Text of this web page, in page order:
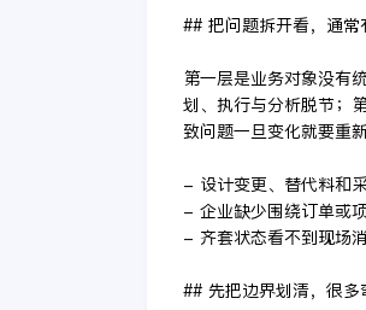
## 把问题拆开看，通常
第一层是业务对象没有
划、执行与分析脱节；
致问题一旦变化就要重
- 设计变更、替代料和
- 企业缺少围绕订单或
- 齐套状态看不到现场
## 先把边界划清，很多